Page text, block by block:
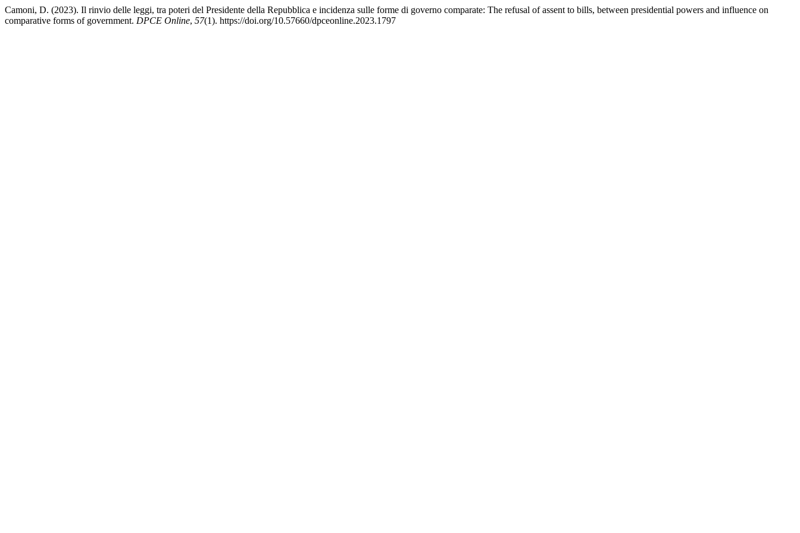
Camoni, D. (2023). Il rinvio delle leggi, tra poteri del Presidente della Repubblica e incidenza sulle forme di governo comparate: The refusal of assent to bills, between presidential powers and influence on
comparative forms of government. DPCE Online, 57(1). https://doi.org/10.57660/dpceonline.2023.1797